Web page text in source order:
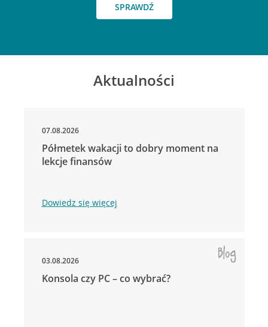
SPRAWDŹ
Aktualności
07.08.2026
Półmetek wakacji to dobry moment na
lekcje finansów
Dowiedz się więcej
03.08.2026
Konsola czy PC – co wybrać?